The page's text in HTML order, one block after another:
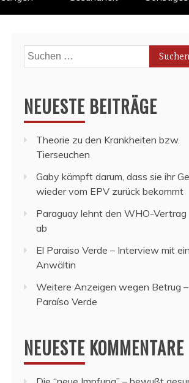
Suchen
nach:
NEUESTE BEITRÄGE
Theorie zu den Krankheiten bzw.
Tierseuchen
Gaby kämpft darum, dass sie ihr
wieder vom EPV zurück bekommt
Paraguay lehnt den WHO-Vertrag
ab
El Paraiso Verde – Interview mit
Anwältin
Weitere Anzeigen wegen Betrug –
Paraíso Verde
NEUESTE KOMMENTARE